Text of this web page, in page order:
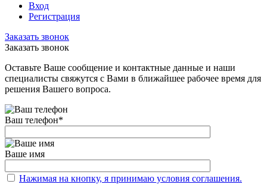
Вход
Регистрация
Заказать звонок
Заказать звонок
Оставьте Ваше сообщение и контактные данные и наши
специалисты свяжутся с Вами в ближайшее рабочее время для
решения Вашего вопроса.
Ваш телефон*
Ваше имя
Нажимая на кнопку, я принимаю условия соглашения.